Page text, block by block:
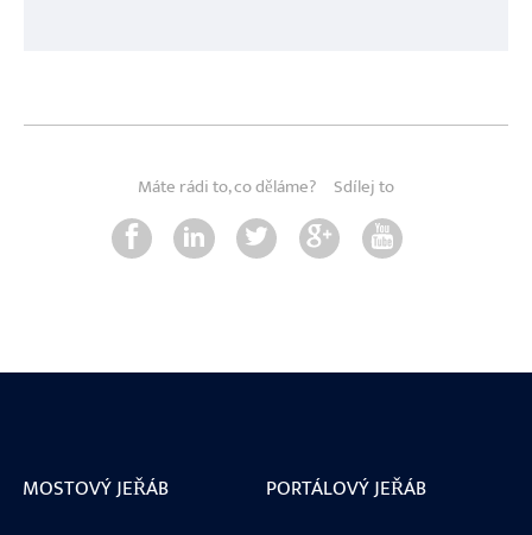
Máte rádi to, co děláme? Sdílej to
MOSTOVÝ JEŘÁB
PORTÁLOVÝ JEŘÁB